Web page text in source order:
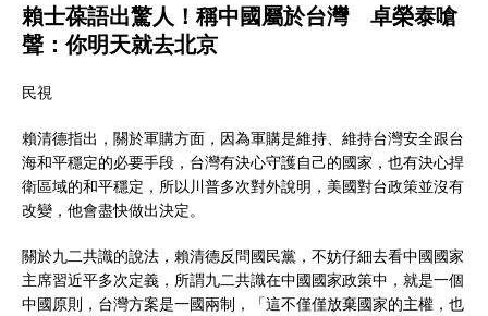
賴士葆語出驚人！稱中國屬於台灣 卓榮泰嗆
聲：你明天就去北京
民視
賴清德指出，關於軍購方面，因為軍購是維持、維持台灣安全跟台
海和平穩定的必要手段，台灣有決心守護自己的國家，也有決心捍
衛區域的和平穩定，所以川普多次對外說明，美國對台政策並沒有
改變，他會盡快做出決定。
關於九二共識的說法，賴清德反問國民黨，不妨仔細去看中國國家
主席習近平多次定義，所謂九二共識在中國國家政策中，就是一個
中國原則，台灣方案是一國兩制，「這不僅僅放棄國家的主權，也